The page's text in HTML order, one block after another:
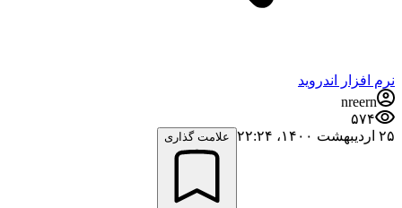
نرم افزار اندروید
nreern
۵۷۴
۲۵ اردیبهشت ۱۴۰۰،‏ ۲۲:۲۴
علامت گذاری